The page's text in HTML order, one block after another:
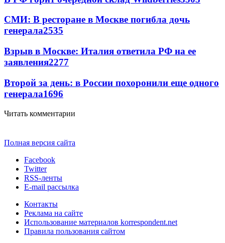
СМИ: В ресторане в Москве погибла дочь
генерала2535
Взрыв в Москве: Италия ответила РФ на ее
заявления2277
Второй за день: в России похоронили еще одного
генерала1696
Читать комментарии
Полная версия сайта
Facebook
Twitter
RSS-ленты
E-mail рассылка
Контакты
Реклама на сайте
Использование материалов korrespondent.net
Правила пользования сайтом